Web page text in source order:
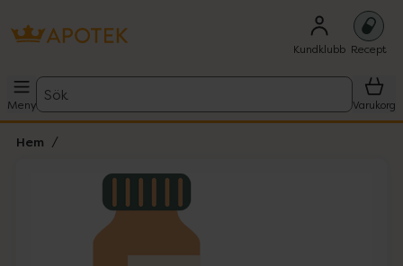
Kundklubb Recept
Meny
Sök
Varukorg
Hem
Lista: . Innehåller 1 objekt.